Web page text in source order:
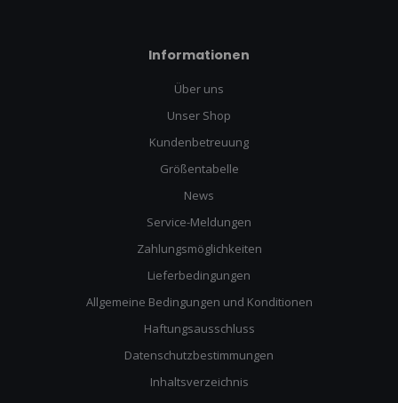
Informationen
Über uns
Unser Shop
Kundenbetreuung
Größentabelle
News
Service-Meldungen
Zahlungsmöglichkeiten
Lieferbedingungen
Allgemeine Bedingungen und Konditionen
Haftungsausschluss
Datenschutzbestimmungen
Inhaltsverzeichnis